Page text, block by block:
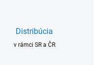
Distribúcia
v rámci SR a ČR